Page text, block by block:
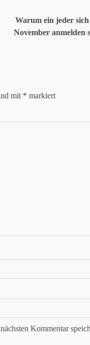
Warum ein jeder
November
mit * markiert
Kommentar